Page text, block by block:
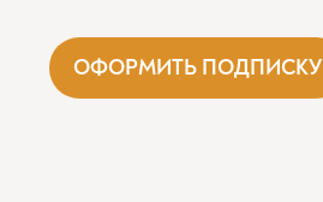
ОФОРМИТЬ ПОДПИСКУ